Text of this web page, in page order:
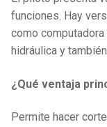
funciones. Hay
como
hidráulica y
¿Qué ventaja
Permite hacer